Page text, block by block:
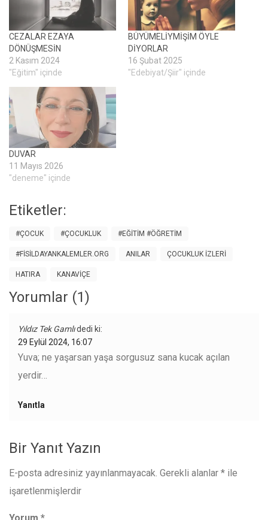
CEZALAR EZAYA
DÖNÜŞMESİN
2 Kasım 2024
"Eğitim" içinde
BÜYÜMELİYMİŞİM ÖYLE
DİYORLAR
16 Şubat 2025
"Edebiyat/Şiir" içinde
DUVAR
11 Mayıs 2026
"deneme" içinde
Etiketler:
#ÇOCUK #ÇOCUKLUK #EĞITIM #ÖĞRETIM
#FISILDAYANKALEMLER.ORG ANILAR ÇOCUKLUK IZLERI
HATIRA KANAVIÇE
Yorumlar (1)
Yıldız Tek Gamlıdedi ki:
29 Eylül 2024, 16:07
Yuva; ne yaşarsan yaşa sorgusuz sana kucak açılan
yerdir…
Yanıtla
Bir Yanıt Yazın
E-posta adresiniz yayınlanmayacak. Gerekli alanlar * ile
işaretlenmişlerdir